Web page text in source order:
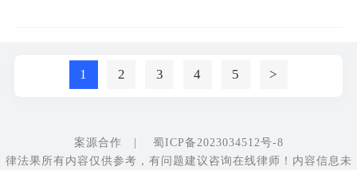
1 2 3 4 5 >
案源合作 | 蜀ICP备2023034512号-8
律法果所有内容仅供参考，有问题建议咨询在线律师！内容信息未